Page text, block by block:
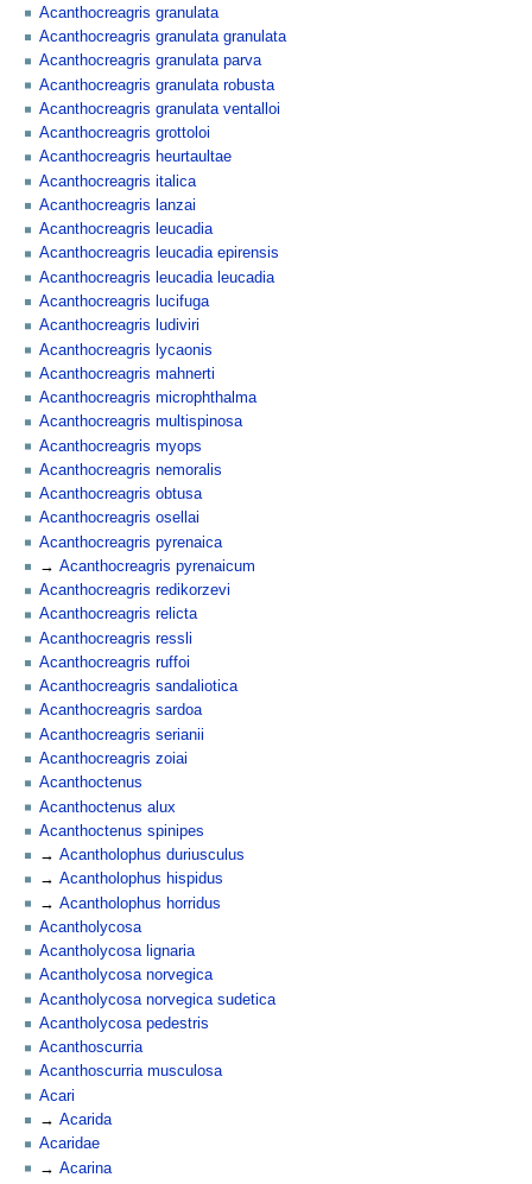
Acanthocreagris granulata
Acanthocreagris granulata granulata
Acanthocreagris granulata parva
Acanthocreagris granulata robusta
Acanthocreagris granulata ventalloi
Acanthocreagris grottoloi
Acanthocreagris heurtaultae
Acanthocreagris italica
Acanthocreagris lanzai
Acanthocreagris leucadia
Acanthocreagris leucadia epirensis
Acanthocreagris leucadia leucadia
Acanthocreagris lucifuga
Acanthocreagris ludiviri
Acanthocreagris lycaonis
Acanthocreagris mahnerti
Acanthocreagris microphthalma
Acanthocreagris multispinosa
Acanthocreagris myops
Acanthocreagris nemoralis
Acanthocreagris obtusa
Acanthocreagris osellai
Acanthocreagris pyrenaica
Acanthocreagris pyrenaicum
Acanthocreagris redikorzevi
Acanthocreagris relicta
Acanthocreagris ressli
Acanthocreagris ruffoi
Acanthocreagris sandaliotica
Acanthocreagris sardoa
Acanthocreagris serianii
Acanthocreagris zoiai
Acanthoctenus
Acanthoctenus alux
Acanthoctenus spinipes
Acantholophus duriusculus
Acantholophus hispidus
Acantholophus horridus
Acantholycosa
Acantholycosa lignaria
Acantholycosa norvegica
Acantholycosa norvegica sudetica
Acantholycosa pedestris
Acanthoscurria
Acanthoscurria musculosa
Acari
Acarida
Acaridae
Acarina